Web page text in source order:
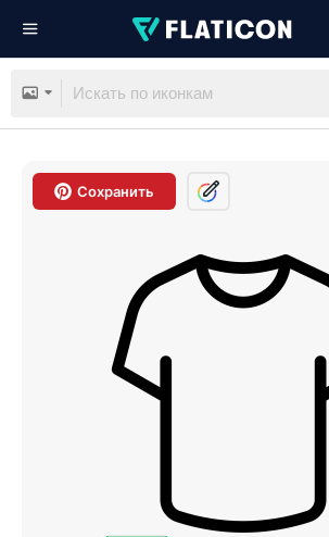
Сохранить